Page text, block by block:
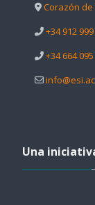
Corazón de
+34 912 999
+34 664
Una